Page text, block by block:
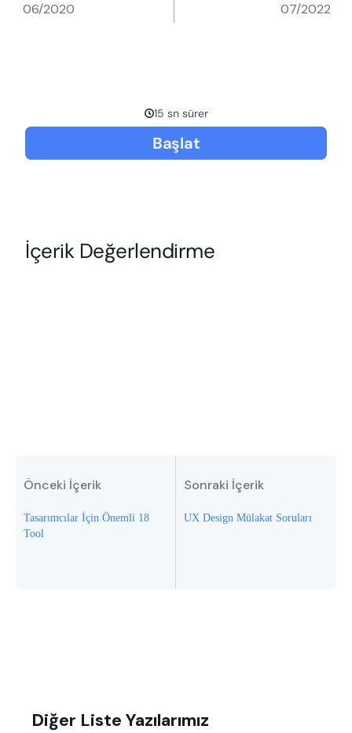
06/2020 07/2022
Önceki İçerik
Tasarımcılar İçin Önemli 18
Tool
Sonraki İçerik
UX Design Mülakat Soruları
Diğer Liste Yazılarımız